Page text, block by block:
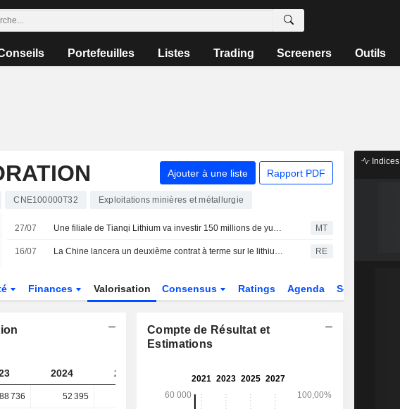
Portefeuilles Listes Trading Screeners Outils
Ajouter à une liste Rapport PDF
CNE100000T32 Exploitations minières et métallurgie
27/07 Une filiale de Tianqi Lithium va investir 150 millions de yuans dans Sunwoda Mobility MT
16/07 La Chine lancera un deuxième contrat à terme sur le lithium cette année pour accroître son pouvoir de fixation des prix, selon des sources RE
Finances Valorisation Consensus Ratings Agenda Secteur
2024 2025 2026 2027
88 736 52 395 76 811
Compte de Résultat et
Estimations
Indices